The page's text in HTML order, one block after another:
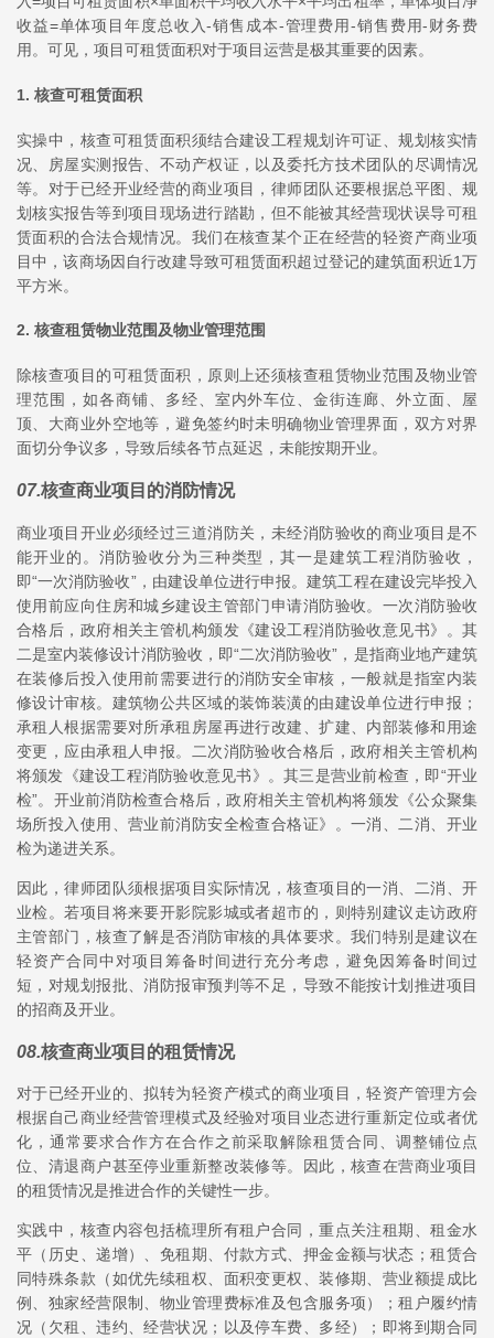
收益=单体项目年度总收入-销售成本-管理费用-销售费用-财务费
用。可见，项目可租赁面积对于项目运营是极其重要的因素。
1. 核查可租赁面积
实操中，核查可租赁面积须结合建设工程规划许可证、规划核实情
况、房屋实测报告、不动产权证，以及委托方技术团队的尽调情况
等。对于已经开业经营的商业项目，律师团队还要根据总平图、规
划核实报告等到项目现场进行踏勘，但不能被其经营现状误导可租
赁面积的合法合规情况。我们在核查某个正在经营的轻资产商业项
目中，该商场因自行改建导致可租赁面积超过登记的建筑面积近1万
平方米。
2. 核查租赁物业范围及物业管理范围
除核查项目的可租赁面积，原则上还须核查租赁物业范围及物业管
理范围，如各商铺、多经、室内外车位、金街连廊、外立面、屋
顶、大商业外空地等，避免签约时未明确物业管理界面，双方对界
面切分争议多，导致后续各节点延迟，未能按期开业。
07.核查商业项目的消防情况
商业项目开业必须经过三道消防关，未经消防验收的商业项目是不
能开业的。消防验收分为三种类型，其一是建筑工程消防验收，
即“一次消防验收”，由建设单位进行申报。建筑工程在建设完毕投入
使用前应向住房和城乡建设主管部门申请消防验收。一次消防验收
合格后，政府相关主管机构颁发《建设工程消防验收意见书》。其
二是室内装修设计消防验收，即“二次消防验收”，是指商业地产建筑
在装修后投入使用前需要进行的消防安全审核，一般就是指室内装
修设计审核。建筑物公共区域的装饰装潢的由建设单位进行申报；
承租人根据需要对所承租房屋再进行改建、扩建、内部装修和用途
变更，应由承租人申报。二次消防验收合格后，政府相关主管机构
将颁发《建设工程消防验收意见书》。其三是营业前检查，即“开业
检”。开业前消防检查合格后，政府相关主管机构将颁发《公众聚集
场所投入使用、营业前消防安全检查合格证》。一消、二消、开业
检为递进关系。
因此，律师团队须根据项目实际情况，核查项目的一消、二消、开
业检。若项目将来要开影院影城或者超市的，则特别建议走访政府
主管部门，核查了解是否消防审核的具体要求。我们特别是建议在
轻资产合同中对项目筹备时间进行充分考虑，避免因筹备时间过
短，对规划报批、消防报审预判等不足，导致不能按计划推进项目
的招商及开业。
08.核查商业项目的租赁情况
对于已经开业的、拟转为轻资产模式的商业项目，轻资产管理方会
根据自己商业经营管理模式及经验对项目业态进行重新定位或者优
化，通常要求合作方在合作之前采取解除租赁合同、调整铺位点
位、清退商户甚至停业重新整改装修等。因此，核查在营商业项目
的租赁情况是推进合作的关键性一步。
实践中，核查内容包括梳理所有租户合同，重点关注租期、租金水
平（历史、递增）、免租期、付款方式、押金金额与状态；租赁合
同特殊条款（如优先续租权、面积变更权、装修期、营业额提成比
例、独家经营限制、物业管理费标准及包含服务项）；租户履约情
况（欠租、违约、经营状况；以及停车费、多经）；即将到期合同